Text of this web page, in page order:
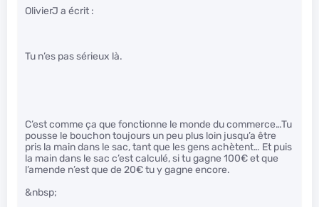
OlivierJ a écrit :
Tu n’es pas sérieux là.
C’est comme ça que fonctionne le monde du commerce…Tu
pousse le bouchon toujours un peu plus loin jusqu’a être
pris la main dans le sac, tant que les gens achètent… Et puis
la main dans le sac c’est calculé, si tu gagne 100€ et que
l’amende n’est que de 20€ tu y gagne encore.
&nbsp;